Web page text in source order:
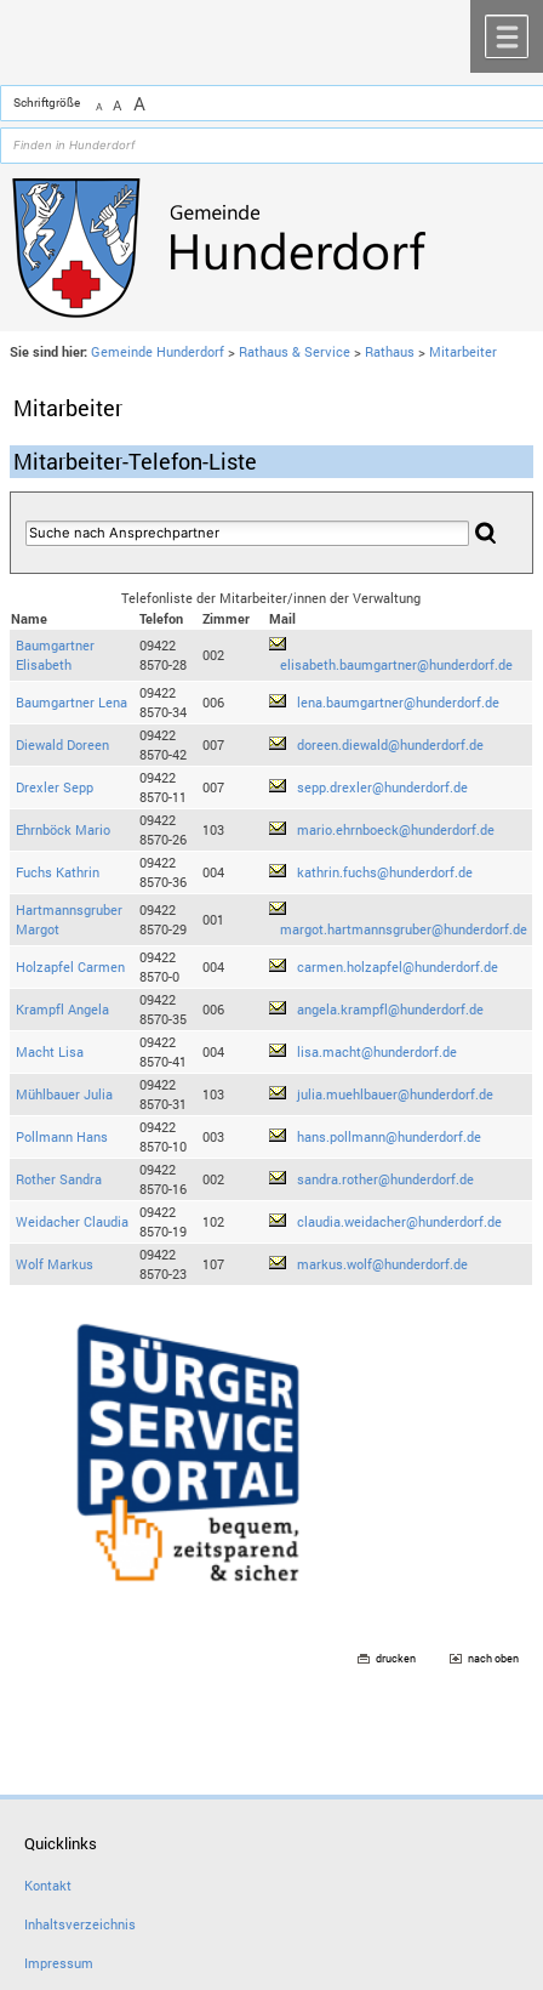
Schriftgröße A A A
Sie sind hier: Gemeinde Hunderdorf > Rathaus & Service > Rathaus > Mitarbeiter
Mitarbeiter
Mitarbeiter-Telefon-Liste
Telefonliste der Mitarbeiter/innen der Verwaltung
Name
Telefon Zimmer
Mail
Baumgartner
Elisabeth
09422
8570-28
002
elisabeth.baumgartner@hunderdorf.de
Baumgartner Lena
09422
8570-34
006 lena.baumgartner@hunderdorf.de
Diewald Doreen
09422
8570-42
007 doreen.diewald@hunderdorf.de
Drexler Sepp
09422
8570-11
007 sepp.drexler@hunderdorf.de
Ehrnböck Mario
09422
8570-26
103 mario.ehrnboeck@hunderdorf.de
Fuchs Kathrin
09422
8570-36
004 kathrin.fuchs@hunderdorf.de
Hartmannsgruber
Margot
09422
8570-29
001
margot.hartmannsgruber@hunderdorf.de
Holzapfel Carmen
09422
8570-0
004 carmen.holzapfel@hunderdorf.de
Krampfl Angela
09422
8570-35
006 angela.krampfl@hunderdorf.de
Macht Lisa
09422
8570-41
004 lisa.macht@hunderdorf.de
Mühlbauer Julia
09422
8570-31
103 julia.muehlbauer@hunderdorf.de
Pollmann Hans
09422
8570-10
003 hans.pollmann@hunderdorf.de
Rother Sandra
09422
8570-16
002 sandra.rother@hunderdorf.de
Weidacher Claudia
09422
8570-19
102 claudia.weidacher@hunderdorf.de
Wolf Markus
09422
8570-23
107 markus.wolf@hunderdorf.de
drucken nach oben
Quicklinks
Kontakt
Inhaltsverzeichnis
Impressum